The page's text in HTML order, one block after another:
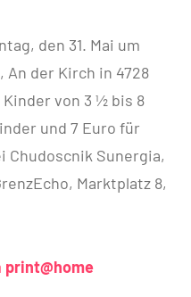
den 31. Mai um
An der Kirch in 4728
von 3 ½ bis 8
und 7 Euro für
Chudoscnik Sunergia,
Marktplatz 8,